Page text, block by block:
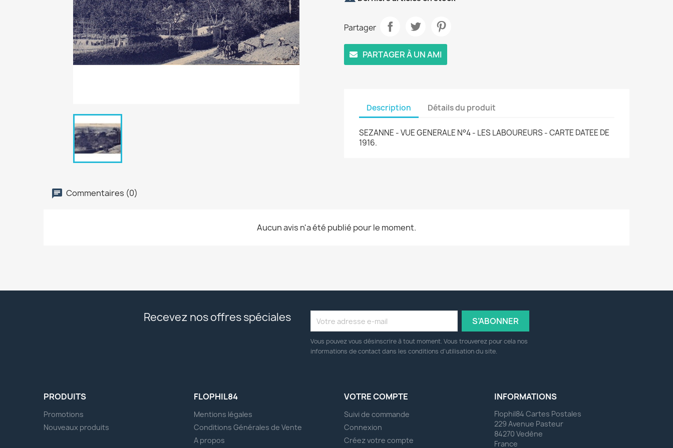
Partager
PARTAGER À UN AMI
Description Détails du produit
SEZANNE - VUE GENERALE N°4 - LES LABOUREURS - CARTE DATEE DE
1916.
Commentaires (0)
Aucun avis n'a été publié pour le moment.
Recevez nos offres spéciales
Vous pouvez vous désinscrire à tout moment. Vous trouverez pour cela nos
informations de contact dans les conditions d'utilisation du site.
PRODUITS
Promotions
Nouveaux produits
FLOPHIL84
Mentions légales
Conditions Générales de Vente
A propos
VOTRE COMPTE
Suivi de commande
Connexion
Créez votre compte
INFORMATIONS
Flophil84 Cartes Postales
229 Avenue Pasteur
84270 Vedène
France